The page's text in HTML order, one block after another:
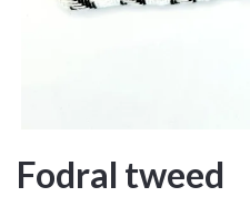
Fodral tweed